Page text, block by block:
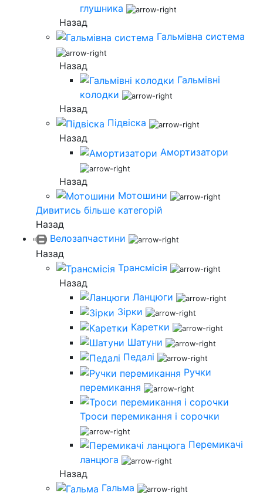
глушника
Назад
Гальмівна система
Назад
Гальмівні
колодки
Назад
Підвіска
Назад
Амортизатори
Назад
Мотошини
Дивитись більше категорій
Назад
Велозапчастини
Назад
Трансмісія
Назад
Ланцюги
Зірки
Каретки
Шатуни
Педалі
Ручки
перемикання
Троси перемикання і сорочки
Перемикачі
ланцюга
Назад
Гальма